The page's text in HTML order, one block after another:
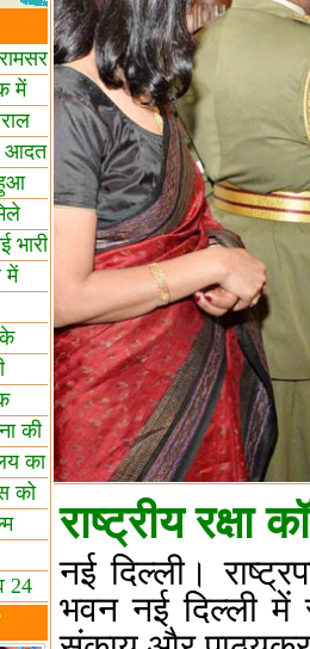
में
आदत
में
के
की
का
को
24
राष्ट्रीय
नई दिल्ली।
भवन नई दिल्ली में